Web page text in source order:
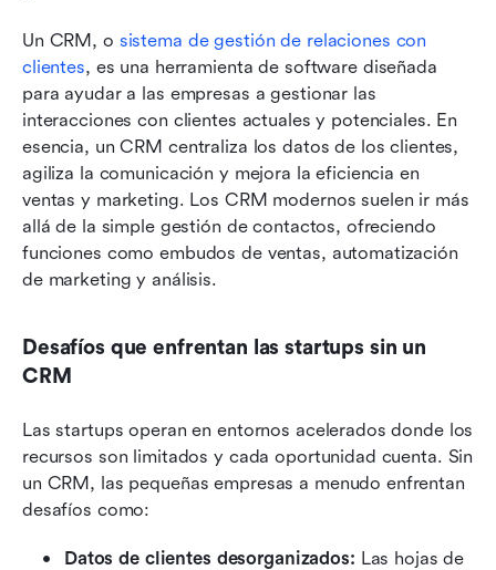
Un CRM, o sistema de gestión de relaciones con
clientes, es una herramienta de software diseñada
para ayudar a las empresas a gestionar las
interacciones con clientes actuales y potenciales. En
esencia, un CRM centraliza los datos de los clientes,
agiliza la comunicación y mejora la eficiencia en
ventas y marketing. Los CRM modernos suelen ir más
allá de la simple gestión de contactos, ofreciendo
funciones como embudos de ventas, automatización
de marketing y análisis.
Desafíos que enfrentan las startups sin un
CRM
Las startups operan en entornos acelerados donde los
recursos son limitados y cada oportunidad cuenta. Sin
un CRM, las pequeñas empresas a menudo enfrentan
desafíos como:
Datos de clientes desorganizados: Las hojas de